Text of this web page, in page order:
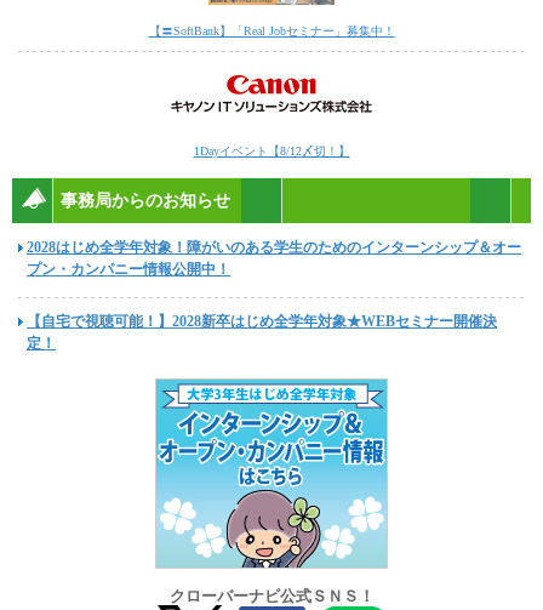
【〓SoftBank】「Real Jobセミナー」募集中！
1Dayイベント【8/12〆切！】
事務局からのお知らせ
2028はじめ全学年対象！障がいのある学生のためのインターンシップ＆オー
プン・カンパニー情報公開中！
【自宅で視聴可能！】2028新卒はじめ全学年対象★WEBセミナー開催決
定！
クローバーナビ公式ＳＮＳ！